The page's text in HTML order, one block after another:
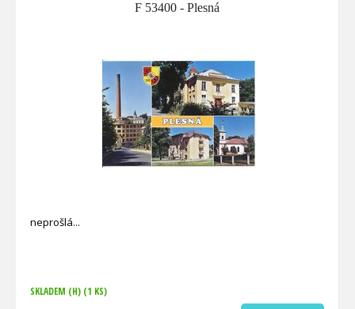
F 53400 - Plesná
neprošlá
SKLADEM (H) (1 KS)